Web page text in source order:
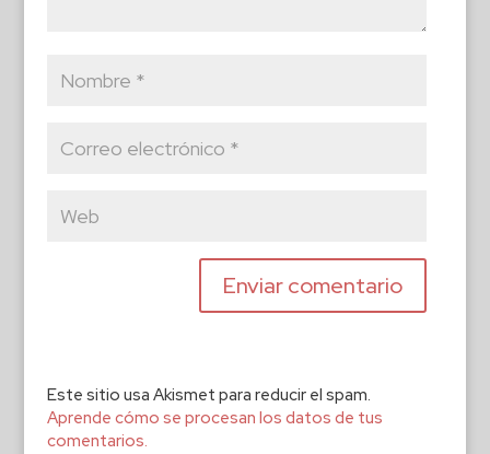
Este sitio usa Akismet para reducir el spam.
Aprende cómo se procesan los datos de tus
comentarios.